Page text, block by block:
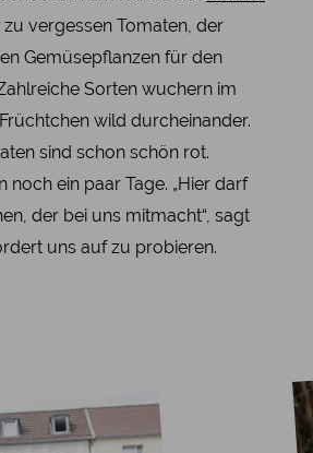
zu vergessen Tomaten, der
Gemüsepflanzen für den
Sorten wuchern im
wild durcheinander.
sind schon schön rot.
noch ein paar Tage. „Hier darf
der bei uns mitmacht“, sagt
uns auf zu probieren.